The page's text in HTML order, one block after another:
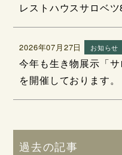
レストハウスサロベ
2026年07月27日 お知らせ
今年も生き物展示「サ
を開催しております。
過去の記事